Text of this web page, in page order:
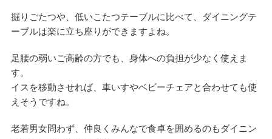
掘りごたつや、低いこたつテーブルに比べて、ダイニングテ
ーブルは楽に立ち座りができますよね。
足腰の弱いご高齢の方でも、身体への負担が少なく使えま
す。
イスを移動させれば、車いすやベビーチェアと合わせても使
えそうですね。
老若男女問わず、仲良くみんなで食卓を囲めるのもダイニン